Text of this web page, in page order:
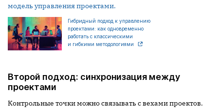
модель управления проектами.
Гибридный подход к управлению
проектами: как одновременно
работать с классическими
и гибкими методологиями
Второй подход: синхронизация между
проектами
Контрольные точки можно связывать с вехами проектов.